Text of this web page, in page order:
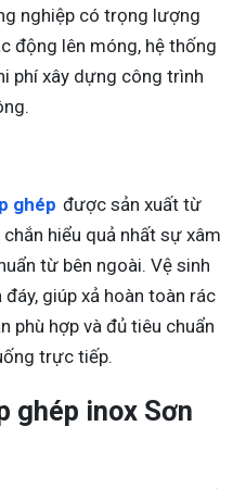
nghiệp có trọng lượng
động lên móng, hệ thống
phí xây dựng công trình
ghép được sản xuất từ
hiểu quả nhất sự xâm
từ bên ngoài. Vệ sinh
giúp xả hoàn toàn rác
phù hợp và đủ tiêu chuẩn
trực tiếp.
ghép inox Sơn